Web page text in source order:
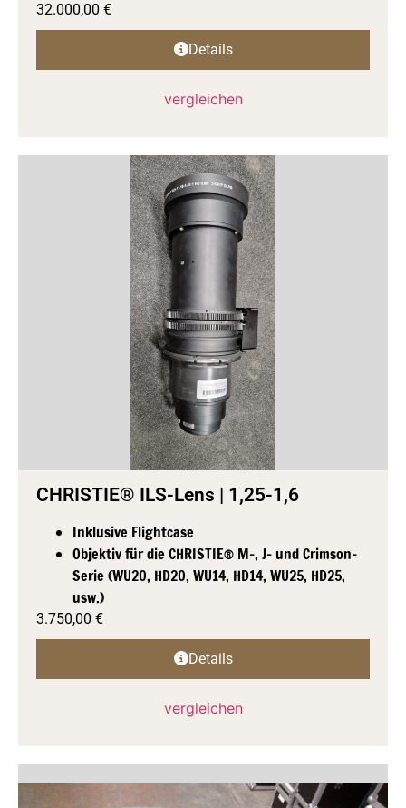
32.000,00 €
Details
vergleichen
CHRISTIE® ILS-Lens | 1,25-1,6
Inklusive Flightcase
Objektiv für die CHRISTIE® M-, J- und Crimson-
Serie (WU20, HD20, WU14, HD14, WU25, HD25,
usw.)
3.750,00 €
Details
vergleichen